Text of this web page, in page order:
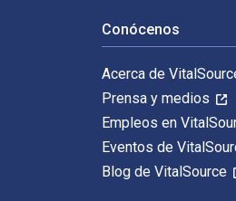
Conócenos
Acerca de
Prensa y medios
Empleos en
Eventos de
Blog de VitalSource